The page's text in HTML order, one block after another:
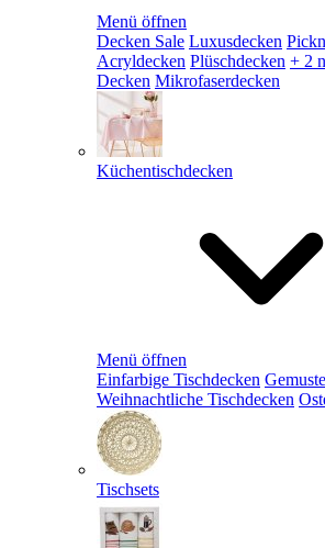
Menü öffnen
Decken Sale Luxusdecken
Acryldecken Plüschdecken + 2
Decken Mikrofaserdecken
Küchentischdecken
Menü öffnen
Einfarbige Tischdecken
Weihnachtliche Tischdecken
Tischsets